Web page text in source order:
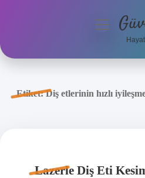
Anasayfa
menüyü
Etiket:Diş etlerinin hızlı
Lazerle Diş Eti